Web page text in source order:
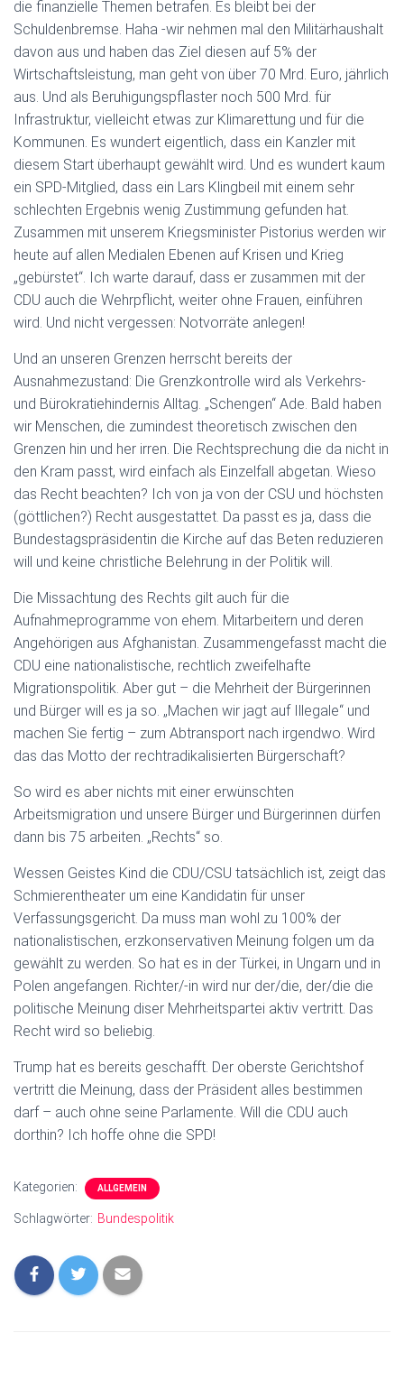
die finanzielle Themen betrafen. Es bleibt bei der
Schuldenbremse. Haha -wir nehmen mal den Militärhaushalt
davon aus und haben das Ziel diesen auf 5% der
Wirtschaftsleistung, man geht von über 70 Mrd. Euro, jährlich
aus. Und als Beruhigungspflaster noch 500 Mrd. für
Infrastruktur, vielleicht etwas zur Klimarettung und für die
Kommunen. Es wundert eigentlich, dass ein Kanzler mit
diesem Start überhaupt gewählt wird. Und es wundert kaum
ein SPD-Mitglied, dass ein Lars Klingbeil mit einem sehr
schlechten Ergebnis wenig Zustimmung gefunden hat.
Zusammen mit unserem Kriegsminister Pistorius werden wir
heute auf allen Medialen Ebenen auf Krisen und Krieg
„gebürstet“. Ich warte darauf, dass er zusammen mit der
CDU auch die Wehrpflicht, weiter ohne Frauen, einführen
wird. Und nicht vergessen: Notvorräte anlegen!
Und an unseren Grenzen herrscht bereits der
Ausnahmezustand: Die Grenzkontrolle wird als Verkehrs-
und Bürokratiehindernis Alltag. „Schengen“ Ade. Bald haben
wir Menschen, die zumindest theoretisch zwischen den
Grenzen hin und her irren. Die Rechtsprechung die da nicht in
den Kram passt, wird einfach als Einzelfall abgetan. Wieso
das Recht beachten? Ich von ja von der CSU und höchsten
(göttlichen?) Recht ausgestattet. Da passt es ja, dass die
Bundestagspräsidentin die Kirche auf das Beten reduzieren
will und keine christliche Belehrung in der Politik will.
Die Missachtung des Rechts gilt auch für die
Aufnahmeprogramme von ehem. Mitarbeitern und deren
Angehörigen aus Afghanistan. Zusammengefasst macht die
CDU eine nationalistische, rechtlich zweifelhafte
Migrationspolitik. Aber gut – die Mehrheit der Bürgerinnen
und Bürger will es ja so. „Machen wir jagt auf Illegale“ und
machen Sie fertig – zum Abtransport nach irgendwo. Wird
das das Motto der rechtradikalisierten Bürgerschaft?
So wird es aber nichts mit einer erwünschten
Arbeitsmigration und unsere Bürger und Bürgerinnen dürfen
dann bis 75 arbeiten. „Rechts“ so.
Wessen Geistes Kind die CDU/CSU tatsächlich ist, zeigt das
Schmierentheater um eine Kandidatin für unser
Verfassungsgericht. Da muss man wohl zu 100% der
nationalistischen, erzkonservativen Meinung folgen um da
gewählt zu werden. So hat es in der Türkei, in Ungarn und in
Polen angefangen. Richter/-in wird nur der/die, der/die die
politische Meinung diser Mehrheitspartei aktiv vertritt. Das
Recht wird so beliebig.
Trump hat es bereits geschafft. Der oberste Gerichtshof
vertritt die Meinung, dass der Präsident alles bestimmen
darf – auch ohne seine Parlamente. Will die CDU auch
dorthin? Ich hoffe ohne die SPD!
Kategorien: ALLGEMEIN
Schlagwörter: Bundespolitik